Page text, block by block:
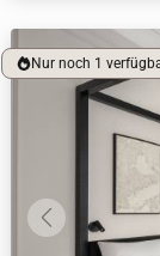
zweistöckige
Bademäntel,
Nur noch 1